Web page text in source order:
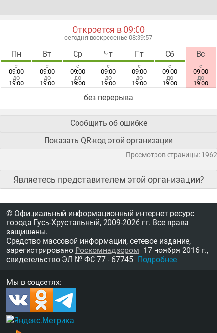
Откроется в 09:00
сегодня воскресенье 08:39:57
Пн
с
09:00
до
19:00
Вт
с
09:00
до
19:00
Ср
с
09:00
до
19:00
Чт
с
09:00
до
19:00
Пт
с
09:00
до
19:00
Сб
с
09:00
до
19:00
Вс
с
09:00
до
19:00
без перерыва
Сообщить об ошибке
Показать QR-код этой организации
Просмотров страницы: 1962
Являетесь представителем этой организации?
© Официальный информационный интернет ресурс
города Гусь-Хрустальный, 2009-2026 гг. Все права
защищены.
Средство массовой информации, сетевое издание,
зарегистрировано Роскомнадзором 17 ноября 2016 г.,
свидетельство ЭЛ № ФС 77 - 67745 Подробнее
Мы в соцсетях: